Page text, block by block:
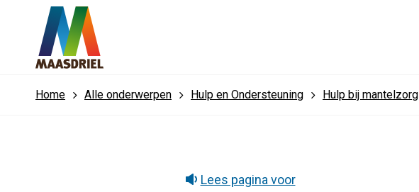
Home Alle onderwerpen Hulp en Ondersteuning Hulp bij mantelzorg
Lees pagina voor